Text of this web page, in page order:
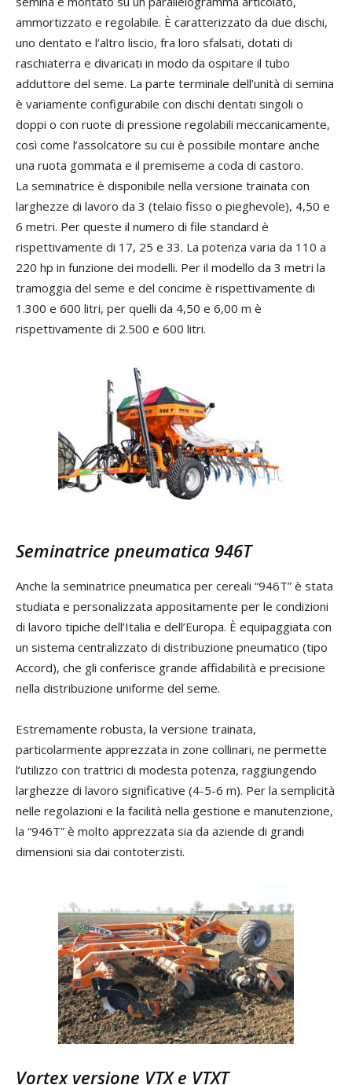
ammortizzato e regolabile. È caratterizzato da due dischi,
uno dentato e l’altro liscio, fra loro sfalsati, dotati di
raschiaterra e divaricati in modo da ospitare il tubo
adduttore del seme. La parte terminale dell’unità di semina
è variamente configurabile con dischi dentati singoli o
doppi o con ruote di pressione regolabili meccanicamente,
così come l’assolcatore su cui è possibile montare anche
una ruota gommata e il premiseme a coda di castoro.
La seminatrice è disponibile nella versione trainata con
larghezze di lavoro da 3 (telaio fisso o pieghevole), 4,50 e
6 metri. Per queste il numero di file standard è
rispettivamente di 17, 25 e 33. La potenza varia da 110 a
220 hp in funzione dei modelli. Per il modello da 3 metri la
tramoggia del seme e del concime è rispettivamente di
1.300 e 600 litri, per quelli da 4,50 e 6,00 m è
rispettivamente di 2.500 e 600 litri.
Seminatrice pneumatica 946T
Anche la seminatrice pneumatica per cereali “946T” è stata
studiata e personalizzata appositamente per le condizioni
di lavoro tipiche dell’Italia e dell’Europa. È equipaggiata con
un sistema centralizzato di distribuzione pneumatico (tipo
Accord), che gli conferisce grande affidabilità e precisione
nella distribuzione uniforme del seme.
Estremamente robusta, la versione trainata,
particolarmente apprezzata in zone collinari, ne permette
l’utilizzo con trattrici di modesta potenza, raggiungendo
larghezze di lavoro significative (4-5-6 m). Per la semplicità
nelle regolazioni e la facilità nella gestione e manutenzione,
la “946T” è molto apprezzata sia da aziende di grandi
dimensioni sia dai contoterzisti.
Vortex versione VTX e VTXT